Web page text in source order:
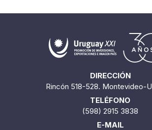
DIRECCIÓN
Rincón 518-528. Montevideo-
TELÉFONO
(598) 2915 3838
E-MAIL